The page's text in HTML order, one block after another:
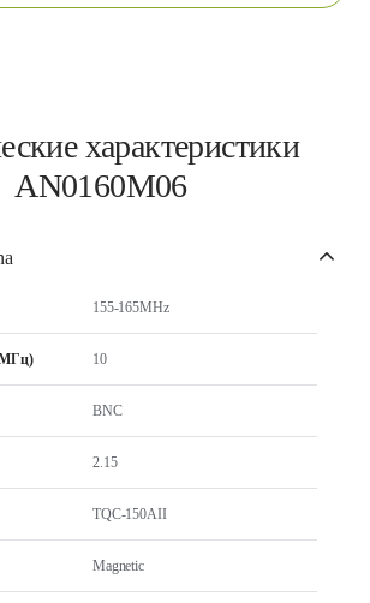
характеристики
AN0160M06
155-165MHz
10
BNC
2.15
TQC-150AII
Magnetic